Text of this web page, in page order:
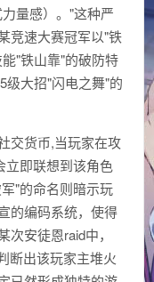
量感）。"这种严
竞速大赛冠军以"铁
"铁山靠"的破防特
级大招"闪电之舞"的
交货币,当玩家在攻
立即联想到该角色
"的命名则暗示玩
的编码系统，使得
安徒恩raid中，
断出该玩家主堆火